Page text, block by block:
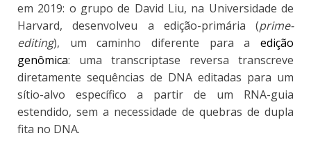
em 2019: o grupo de David Liu, na Universidade de
Harvard, desenvolveu a edição-primária (prime-
editing), um caminho diferente para a edição
genômica: uma transcriptase reversa transcreve
diretamente sequências de DNA editadas para um
sítio-alvo específico a partir de um RNA-guia
estendido, sem a necessidade de quebras de dupla
fita no DNA.